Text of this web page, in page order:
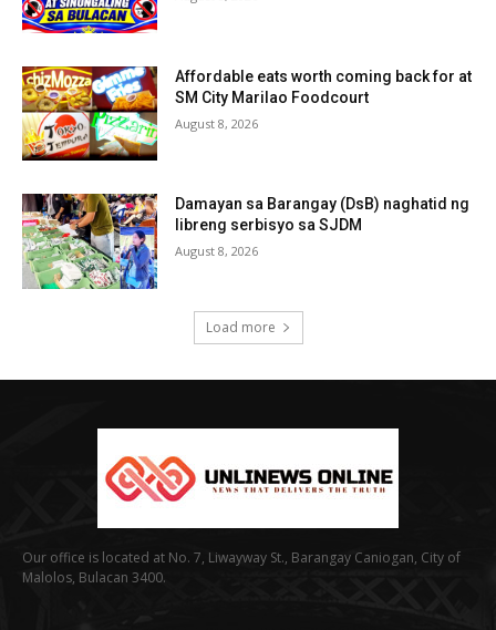
Affordable eats worth coming back for at
SM City Marilao Foodcourt
August 8, 2026
Damayan sa Barangay (DsB) naghatid ng
libreng serbisyo sa SJDM
August 8, 2026
Load more
Our office is located at No. 7, Liwayway St., Barangay Caniogan, City of
Malolos, Bulacan 3400.